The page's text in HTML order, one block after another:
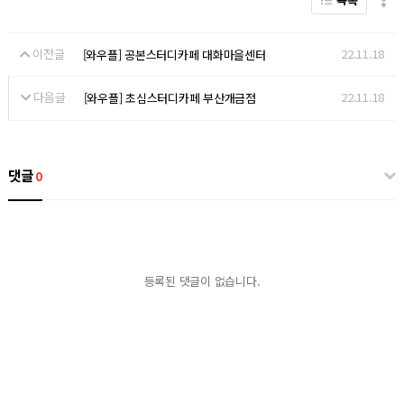
이전글 [와우플] 공본스터디카페 대화마을센터 22.11.18
다음글 [와우플] 초심스터디카페 부산개금점 22.11.18
댓글0
등록된 댓글이 없습니다.